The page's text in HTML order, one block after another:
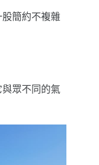
簡約不複雜
眾不同的氣